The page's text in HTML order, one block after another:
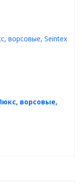
ворсовые,